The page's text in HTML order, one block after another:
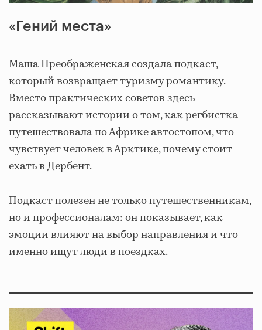
«Гений места»
Маша Преображенская создала подкаст,
который возвращает туризму романтику.
Вместо практических советов здесь
рассказывают истории о том, как регбистка
путешествовала по Африке автостопом, что
чувствует человек в Арктике, почему стоит
ехать в Дербент.
Подкаст полезен не только путешественникам,
но и профессионалам: он показывает, как
эмоции влияют на выбор направления и что
именно ищут люди в поездках.